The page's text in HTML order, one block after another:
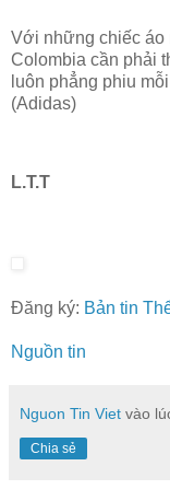
Với những chiếc áo
Colombia cần phải
luôn phẳng phiu
(Adidas)
L.T.T
Đăng ký: Bản tin
Nguồn tin
Nguon Tin Viet vào
Chia sẻ